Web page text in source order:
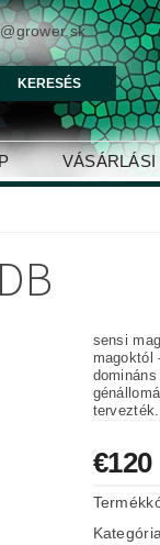
VÁSÁRLÁSI
sensi
magoktól
tervezték.
€120
Kategória